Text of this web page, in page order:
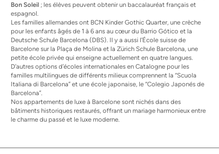
Bon Soleil ; les élèves peuvent obtenir un baccalauréat français et
espagnol.
Les familles allemandes ont BCN Kinder Gothic Quarter, une crèche
pour les enfants âgés de 1 à 6 ans au cœur du Barrio Gótico et la
Deutsche Schule Barcelona (DBS). Il y a aussi l’École suisse de
Barcelone sur la Plaça de Molina et la Zürich Schule Barcelona, une
petite école privée qui enseigne actuellement en quatre langues.
D’autres options d’écoles internationales en Catalogne pour les
familles multilingues de différents milieux comprennent la “Scuola
Italiana di Barcelona” et une école japonaise, le “Colegio Japonés de
Barcelona”.
Nosappartements de luxe à Barcelone sont nichés dans des
bâtiments historiques restaurés, offrant un mariage harmonieux entre
le charme du passé et le luxe moderne.